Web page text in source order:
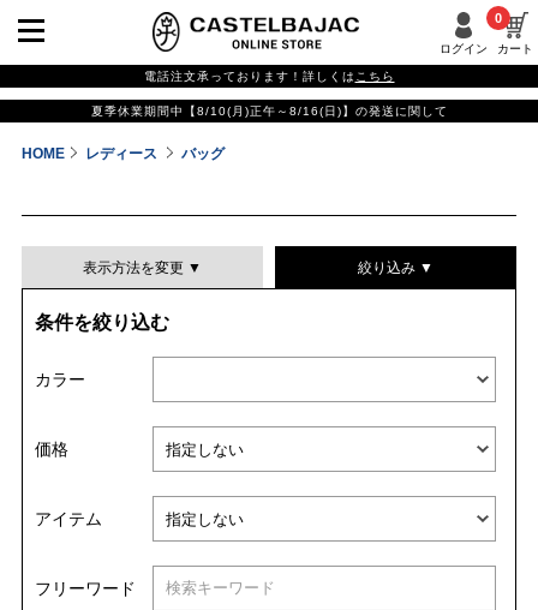
ログイン カート
0
電話注文承っております！詳しくは こちら
夏季休業期間中【8/10(月)正午～8/16(日)】の発送に関して
HOME レディース バッグ
表示方法を変更 ▼
並び替える
絞り込み ▼
条件を絞り込む
カラー
価格
アイテム
フリーワード